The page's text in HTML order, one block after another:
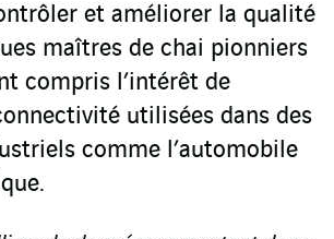
et améliorer la qualité
maîtres de chai pionniers
compris l’intérêt de
utilisées dans des
comme l’automobile